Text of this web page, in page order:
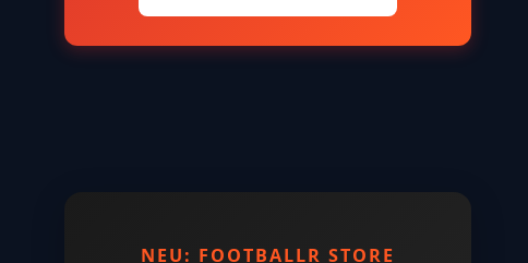
NEU: FOOTBALLR STORE